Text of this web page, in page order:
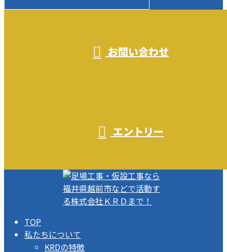
お問い合わせ
エントリー
TOP
私たちについて
KRDの特徴